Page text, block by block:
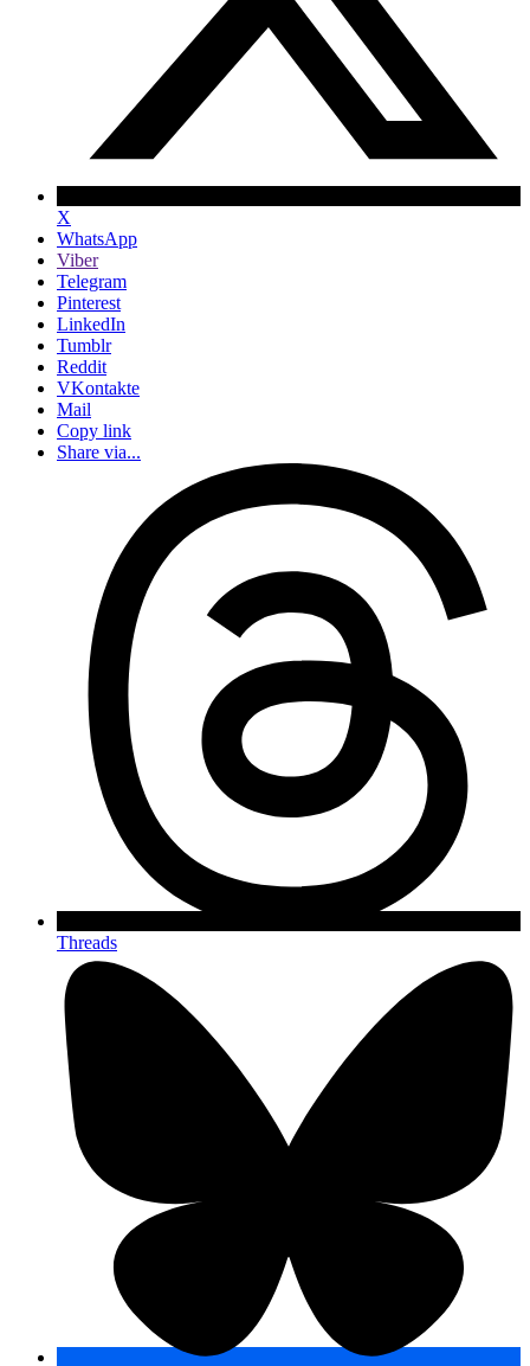
X
WhatsApp
Viber
Telegram
Pinterest
LinkedIn
Tumblr
Reddit
VKontakte
Mail
Copy link
Share via...
Threads